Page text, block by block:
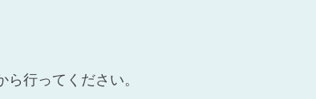
ら行ってください。